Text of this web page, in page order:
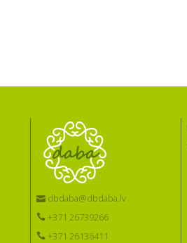
dbdaba@dbdaba.lv
+371 26739266
+371 26136411